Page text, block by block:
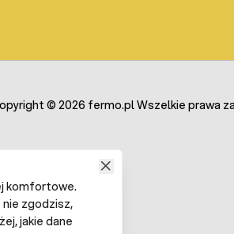
i samej grzałki. Nieczystości zalegają
sprawdzić czy maksymalna moc na
uszkodzenia wyjść sterownika.
© 2026 fermo.pl Wszelkie prawa
komfortowe.
zgodzisz,
jakie dane